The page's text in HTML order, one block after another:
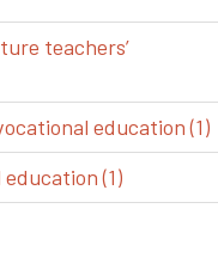
teachers’
education (1)
(1)